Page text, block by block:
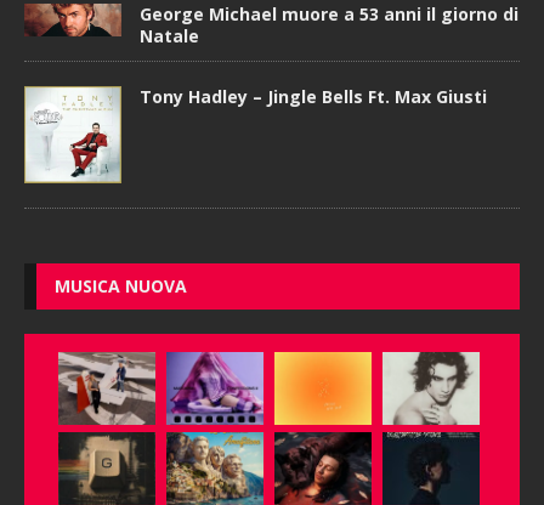
George Michael muore a 53 anni il giorno di
Natale
Tony Hadley – Jingle Bells Ft. Max Giusti
MUSICA NUOVA